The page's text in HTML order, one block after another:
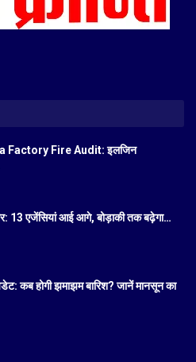
Factory Fire Audit: इलजिन
13 एजेंसियां आई आगे, बोड़ाकी तक बढ़ेगा…
कब होगी झमाझम बारिश? जानें मानसून का